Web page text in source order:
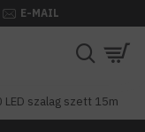
E-MAIL
LED szalag szett 15m